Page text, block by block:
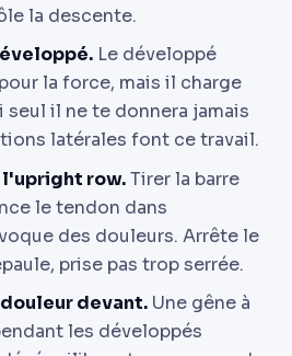
la descente.
Le développé
la force, mais il charge
il ne te donnera jamais
latérales font ce travail.
l'upright row.Tirer la barre
le tendon dans
des douleurs. Arrête le
prise pas trop serrée.
devant. Une gêne à
les développés